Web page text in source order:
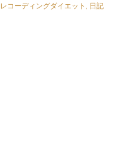
レコーディングダイエット 日記